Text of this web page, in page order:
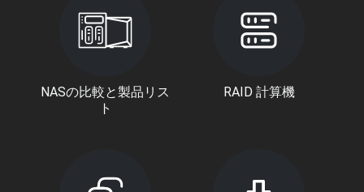
NASの比較と製品リス
ト
RAID 計算機